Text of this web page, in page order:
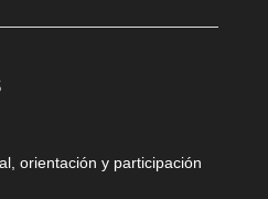
orientación y participación